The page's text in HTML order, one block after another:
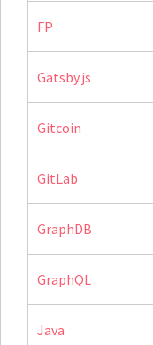
FP
Gatsby.js
Gitcoin
GitLab
GraphDB
GraphQL
Java